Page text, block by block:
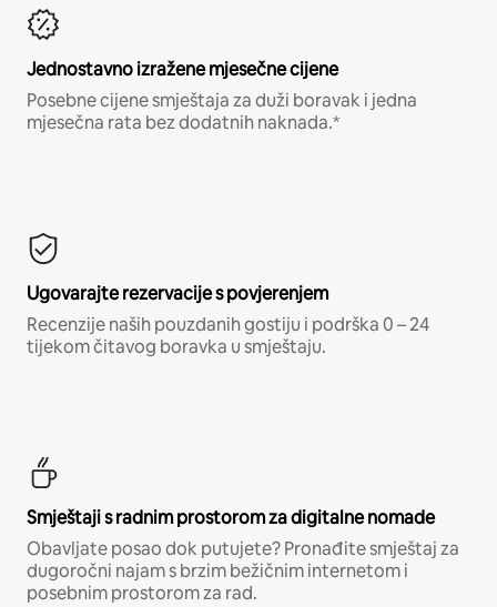
Jednostavno izražene mjesečne cijene
Posebne cijene smještaja za duži boravak i jedna
mjesečna rata bez dodatnih naknada.*
Ugovarajte rezervacije s povjerenjem
Recenzije naših pouzdanih gostiju i podrška 0 – 24
tijekom čitavog boravka u smještaju.
Smještaji s radnim prostorom za digitalne nomade
Obavljate posao dok putujete? Pronađite smještaj za
dugoročni najam s brzim bežičnim internetom i
posebnim prostorom za rad.